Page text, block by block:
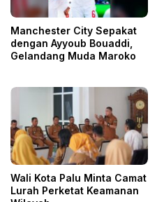
Manchester City Sepakat
dengan Ayyoub Bouaddi,
Gelandang Muda Maroko
Wali Kota Palu Minta Camat
Lurah Perketat Keamanan